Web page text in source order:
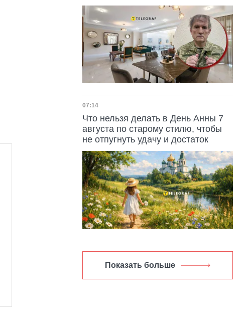
Дата публикации
07:14
Что нельзя делать в День Анны 7
августа по старому стилю, чтобы
не отпугнуть удачу и достаток
Показать больше